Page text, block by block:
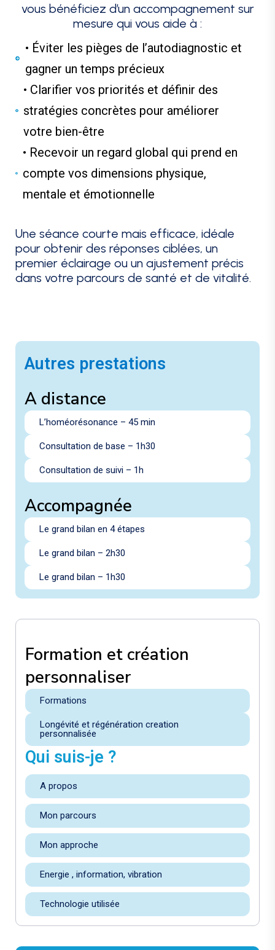
vous bénéficiez d’un accompagnement sur
mesure qui vous aide à :
• Éviter les pièges de l’autodiagnostic et
gagner un temps précieux
• Clarifier vos priorités et définir des
stratégies concrètes pour améliorer
votre bien-être
• Recevoir un regard global qui prend en
compte vos dimensions physique,
mentale et émotionnelle
Une séance courte mais efficace, idéale
pour obtenir des réponses ciblées, un
premier éclairage ou un ajustement précis
dans votre parcours de santé et de vitalité.
Autres prestations
A distance
L’homéorésonance – 45 min
Consultation de base – 1h30
Consultation de suivi – 1h
Accompagnée
Le grand bilan en 4 étapes
Le grand bilan – 2h30
Le grand bilan – 1h30
Formation et création
personnaliser
Formations
Longévité et régénération creation
personnalisée
Qui suis-je ?
A propos
Mon parcours
Mon approche
Energie , information, vibration
Technologie utilisée